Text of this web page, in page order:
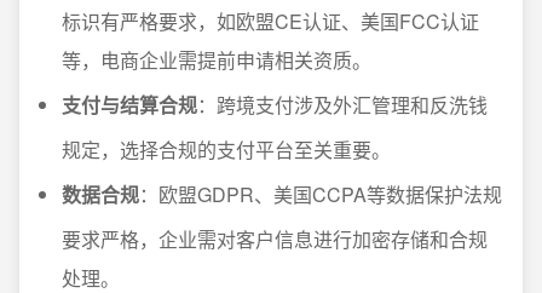
标识有严格要求，如欧盟CE认证、美国FCC认证
等，电商企业需提前申请相关资质。
支付与结算合规：跨境支付涉及外汇管理和反洗钱
规定，选择合规的支付平台至关重要。
数据合规：欧盟GDPR、美国CCPA等数据保护法规
要求严格，企业需对客户信息进行加密存储和合规
处理。